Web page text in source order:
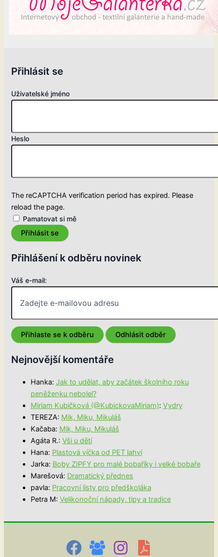
Přihlásit se
Uživatelské jméno
Heslo
The reCAPTCHA verification period has expired. Please
reload the page.
Pamatovat si mě
Přihlásit se
Přihlášení k odběru novinek
Váš e-mail:
Nejnovější komentáře
Hanka: Jak to udělat, aby začátek školního roku
peněženku nebolel?
Miriam Kubičková (@KubickovaMiriam): Vydry
TEREZA: Mik, Miku, Mikuláš
Kačaba: Mik, Miku, Mikuláš
Agáta R.: Vši u dětí
Hana: Plastová víčka od PET lahví
Jarka: Boby ZIPFY pro malé bobaříky i velké bobaře
Marešová: Dramatický přednes
pavla: Pracovní listy pro předškoláka
Petra M: Velikonoční nápady, tipy a tradice